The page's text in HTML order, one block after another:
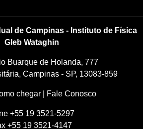
de Campinas - Instituto de Física
Gleb Wataghin
Buarque de Holanda, 777
Campinas - SP, 13083-859
chegar Fale Conosco
+55 19 3521-5297
+55 19 3521-4147